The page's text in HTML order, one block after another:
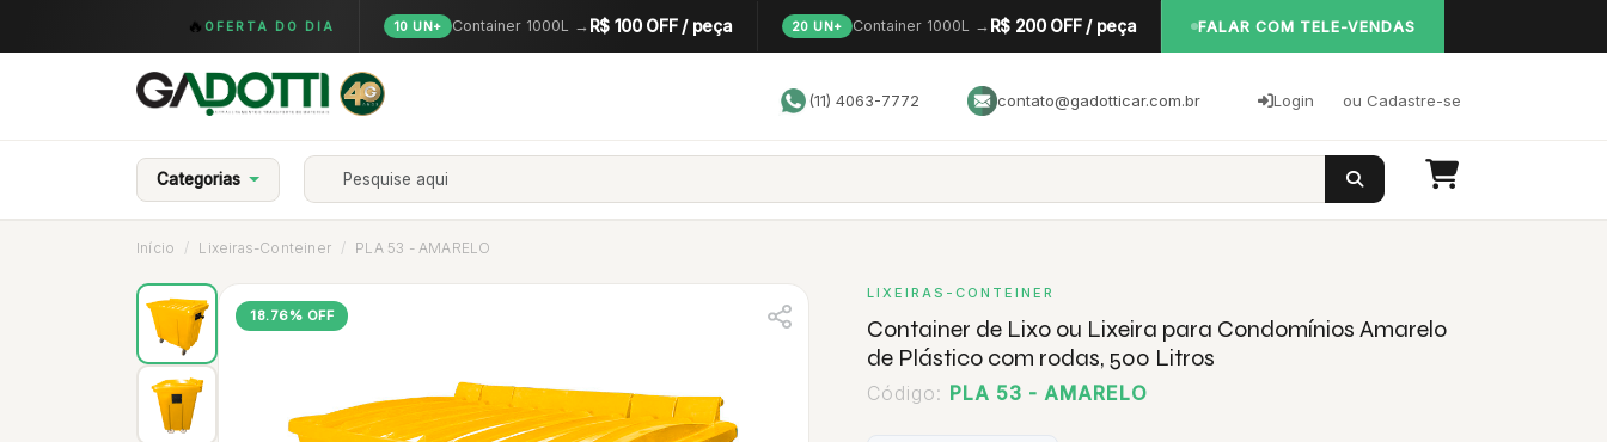
🔥 OFERTA DO DIA 10 UN+ Container 1000L → R$ 100 OFF / peça 20 UN+ Container 1000L → R$ 200 OFF / peça FALAR COM TELE-VENDAS
(11) 4063-7772 contato@gadotticar.com.br Login ou Cadastre-se
Categorias
Início Lixeiras-Conteiner PLA 53 - AMARELO
18.76% OFF
LIXEIRAS-CONTEINER
Container de Lixo ou Lixeira para Condomínios Amarelo
de Plástico com rodas, 500 Litros
Código: PLA 53 - AMARELO